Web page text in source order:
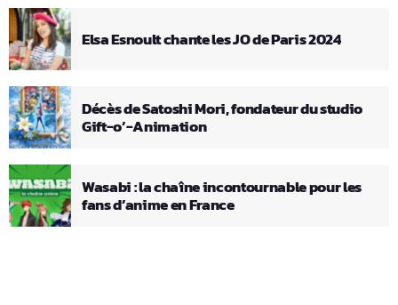
Elsa Esnoult chante les JO de Paris 2024
Décès de Satoshi Mori, fondateur du studio
Gift-o’-Animation
Wasabi : la chaîne incontournable pour les
fans d’anime en France